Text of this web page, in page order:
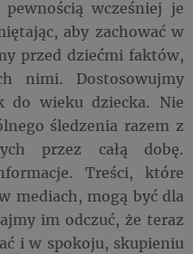
wcześniej je
aby zachować w
przed dziećmi faktów,
nimi. Dostosowujmy
do wieku dziecka. Nie
śledzenia razem z
przez całą dobę.
Treści, które
mediach, mogą być dla
im odczuć, że teraz
i w spokoju, skupieniu